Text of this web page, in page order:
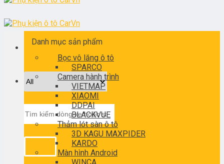
kiếm:
Danh mục sản phẩm
Bọc vô lăng ô tô
SPARCO
Camera hành trình
VIETMAP
XIAOMI
DDPAI
BLACKVUE
Thảm lót sàn ô tô
3D KAGU MAXPIDER
KARDO
Màn hình Android